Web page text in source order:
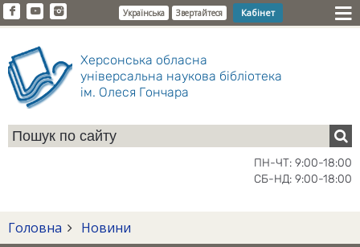
Українська Звертайтеся Кабінет
Херсонська обласна
універсальна наукова бібліотека
ім. Олеся Гончара
ПН-ЧТ: 9:00-18:00
СБ-НД: 9:00-18:00
Головна Новини